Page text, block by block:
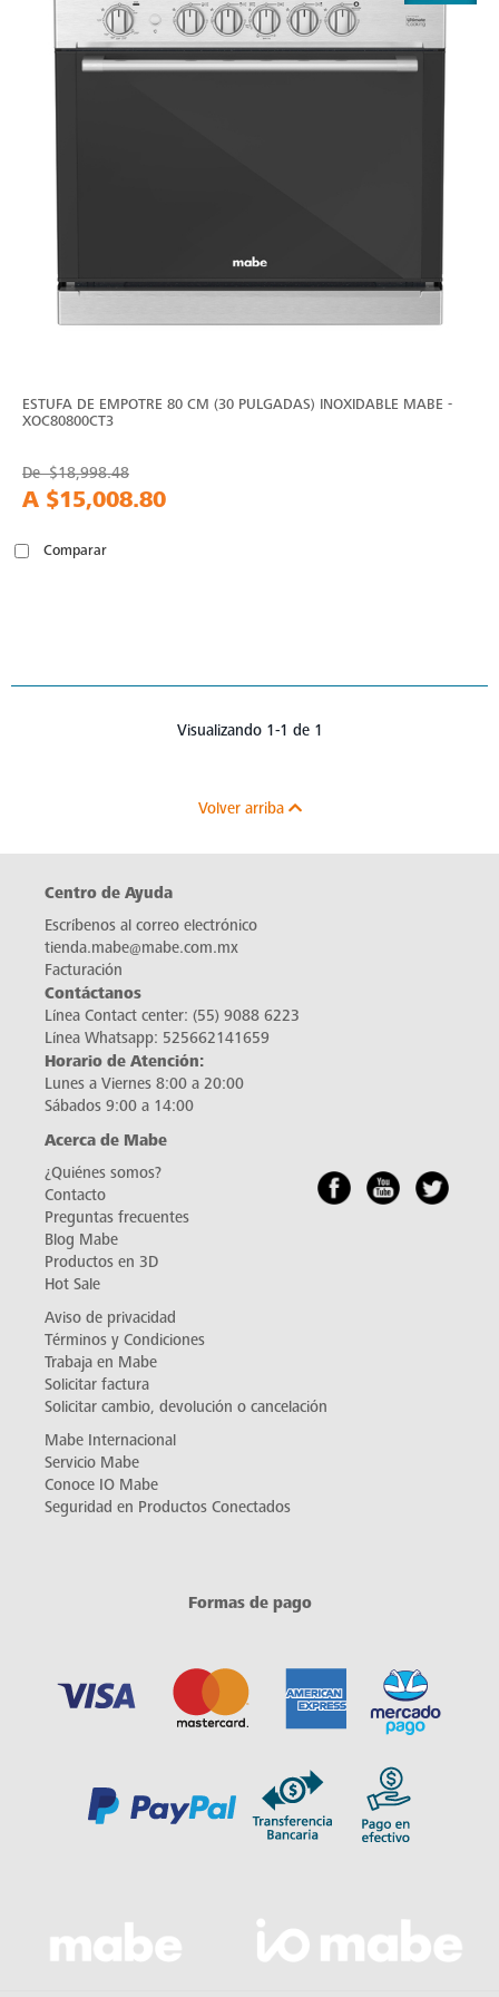
ESTUFA DE EMPOTRE 80 CM (30 PULGADAS) INOXIDABLE MABE -
XOC80800CT3
De$18,998.48
A $15,008.80
Comparar
Visualizando 1-1 de 1
Volver arriba
Centro de Ayuda
Escríbenos al correo electrónico
tienda.mabe@mabe.com.mx
Facturación
Contáctanos
Línea Contact center: (55) 9088 6223
Línea Whatsapp: 525662141659
Horario de Atención:
Lunes a Viernes 8:00 a 20:00
Sábados 9:00 a 14:00
Acerca de Mabe
¿Quiénes somos?
Contacto
Preguntas frecuentes
Blog Mabe
Productos en 3D
Hot Sale
Aviso de privacidad
Términos y Condiciones
Trabaja en Mabe
Solicitar factura
Solicitar cambio, devolución o cancelación
Mabe Internacional
Servicio Mabe
Conoce IO Mabe
Seguridad en Productos Conectados
Formas de pago